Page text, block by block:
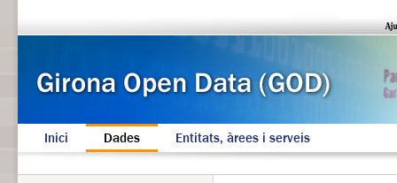
Inici Dades Entitats, àrees i serveis